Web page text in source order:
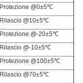
Protezione @0±5℃
Rilascio @10±5℃
Protezione @-20±5℃
Rilascio @-10±5℃
Protezione @100±5℃
Rilascio @70±5℃